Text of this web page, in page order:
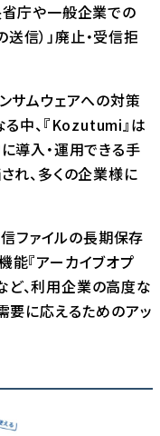
庁や一般企業での
信）」廃止・受信拒
サムウェアへの対策
中、『Kozutumi』は
導入・運用できる手
れ、多くの企業様に
ファイルの長期保存
『アーカイブオプ
ど、利用企業の高度な
要に応えるためのアッ